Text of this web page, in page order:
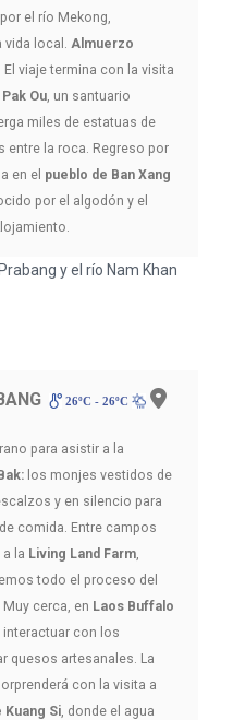
por el río Mekong,
local. Almuerzo
El viaje termina con la visita
Ou , un santuario
miles de estatuas de
entre la roca. Regreso por
en el pueblo de Ban Xang
por el algodón y el
26ºC - 26ºC
para asistir a la
los monjes vestidos de
y en silencio para
comida. Entre campos
la Living Land Farm
todo el proceso del
cerca, en Laos Buffalo
con los
quesos artesanales. La
con la visita a
Kuang Si , donde el agua